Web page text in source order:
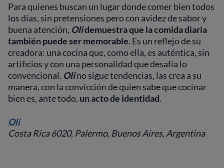
Para quienes buscan un lugar donde comer bien todos
los días, sin pretensiones pero con avidez de sabor y
buena atención, Olidemuestra que la comida diaria
también puede ser memorable. Es un reflejo de su
creadora: una cocina que, como ella, es auténtica, sin
artificios y con una personalidad que desafía lo
convencional. Olino sigue tendencias, las crea a su
manera, con la convicción de quien sabe que cocinar
bien es, ante todo, un acto de identidad.
Oli
Costa Rica 6020, Palermo, Buenos Aires, Argentina